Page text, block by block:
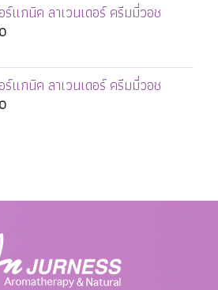
ร์แกนิค ลาเวนเดอร์ ครีมมี่วอช
ร์แกนิค ลาเวนเดอร์ ครีมมี่วอช